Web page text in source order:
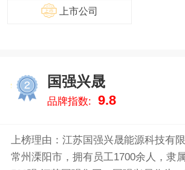
上市公司
国强兴晟
品牌指数: 9.8
上榜理由：江苏国强兴晟能源科技有
常州溧阳市，拥有员工1700余人，隶